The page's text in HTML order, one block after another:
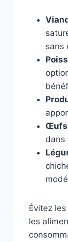
sans
Œufs
dans
Évitez les
les